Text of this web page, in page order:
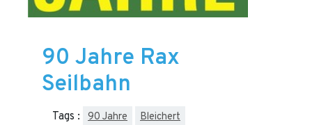
90 Jahre Rax
Seilbahn
Tags : 90 Jahre Bleichert